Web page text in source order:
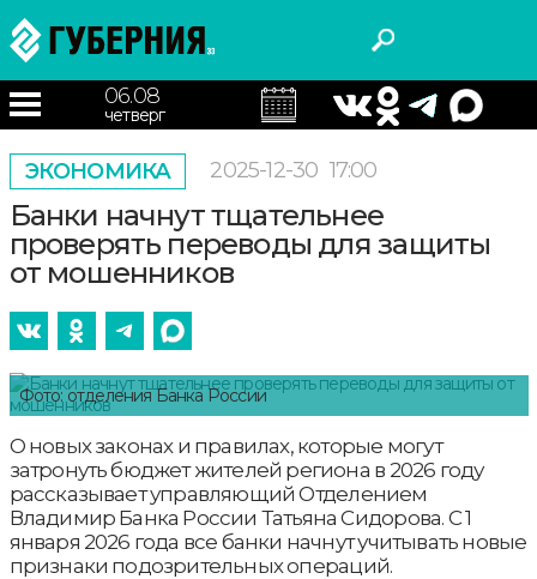
06.08
четверг
ЭКОНОМИКА 2025-12-30 17:00
Банки начнут тщательнее
проверять переводы для защиты
от мошенников
Фото: отделения Банка России
О новых законах и правилах, которые могут
затронуть бюджет жителей региона в 2026 году
рассказывает управляющий Отделением
Владимир Банка России Татьяна Сидорова. С 1
января 2026 года все банки начнут учитывать новые
признаки подозрительных операций.